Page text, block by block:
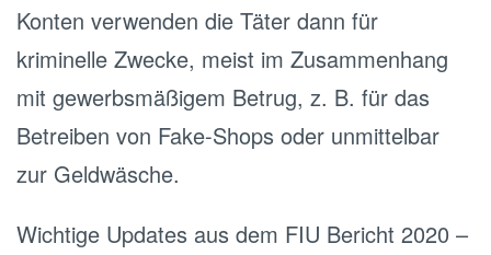
Konten verwenden die Täter dann für
kriminelle Zwecke, meist im Zusammenhang
mit gewerbsmäßigem Betrug, z. B. für das
Betreiben von Fake-Shops oder unmittelbar
zur Geldwäsche.
Wichtige Updates aus dem FIU Bericht 2020 –